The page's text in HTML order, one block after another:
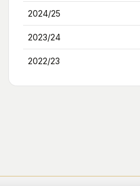
2024/25
2023/24
2022/23